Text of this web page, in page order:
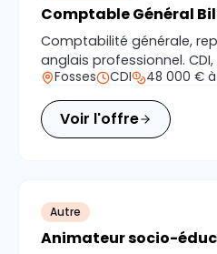
Comptable Général
Comptabilité générale,
anglais professionnel.
Fosses CDI 48 000 €
Voir l'offre
Autre
Animateur socio-